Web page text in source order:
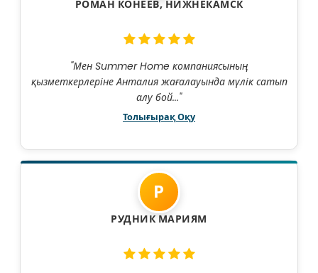
РОМАН КОНЕЕВ, НИЖНЕКАМСК
"Мен Summer Home компаниясының
қызметкерлеріне Анталия жағалауында мүлік сатып
алу бой..."
Толығырақ Оқу
Р
РУДНИК МАРИЯМ